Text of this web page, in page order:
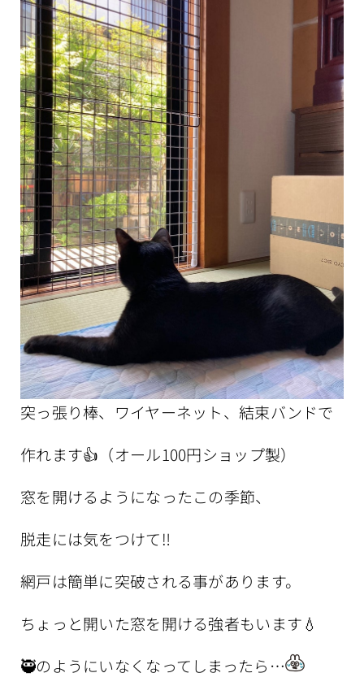
突っ張り棒、ワイヤーネット、結束バンドで
作れます👍（オール100円ショップ製）
窓を開けるようになったこの季節、
脱走には気をつけて‼️
網戸は簡単に突破される事があります。
ちょっと開いた窓を開ける強者もいます💧
🥷のようにいなくなってしまったら…